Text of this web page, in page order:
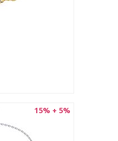
15% + 5%